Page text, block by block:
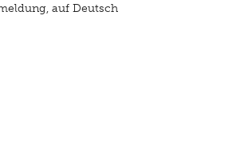
auf Deutsch